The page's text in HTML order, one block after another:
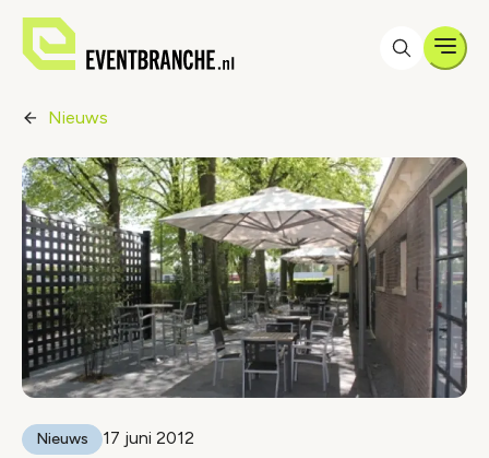
Nieuws
Nieuws 17 juni 2012